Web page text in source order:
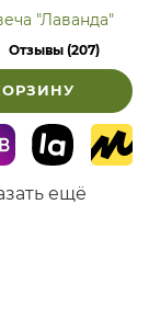
"Лаванда"
Отзывы (207)
ещё